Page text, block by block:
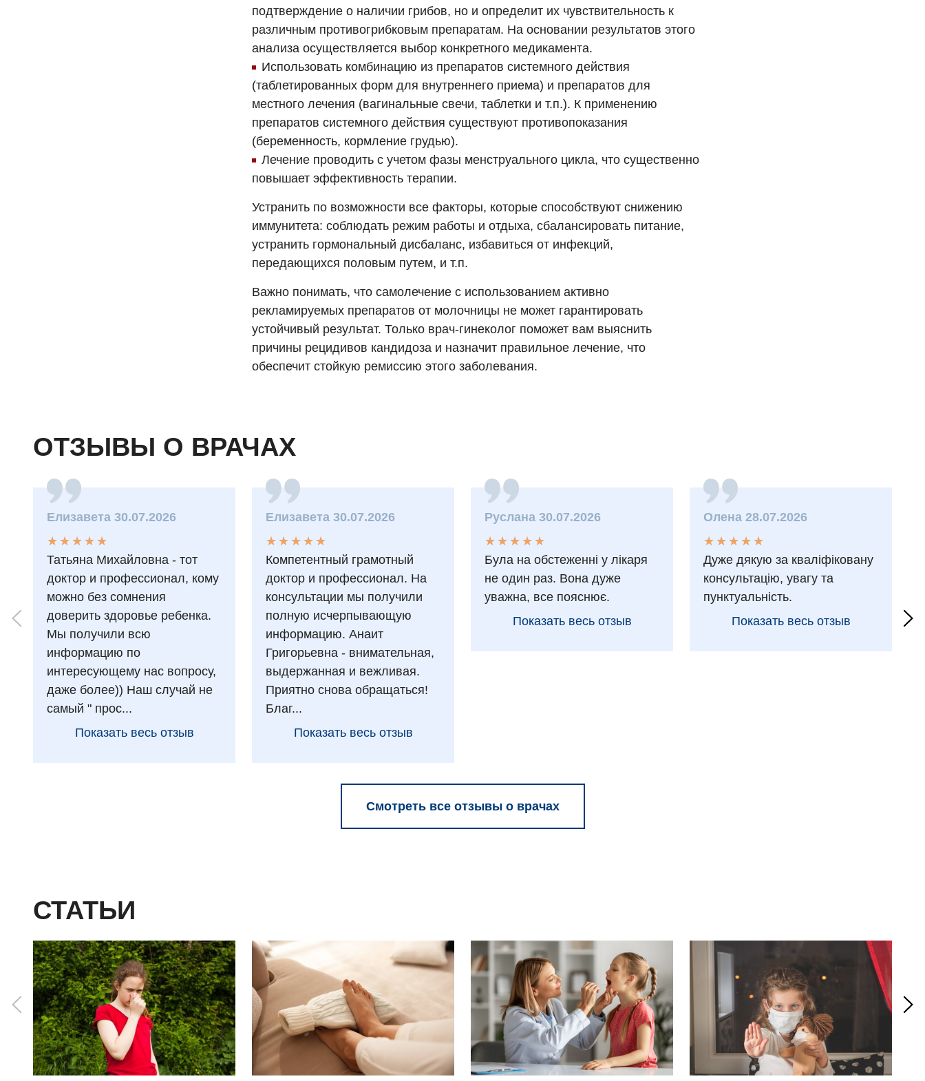
подтверждение о наличии грибов, но и определит их чувствительность к
различным противогрибковым препаратам. На основании результатов этого
анализа осуществляется выбор конкретного медикамента.
Использовать комбинацию из препаратов системного действия
(таблетированных форм для внутреннего приема) и препаратов для
местного лечения (вагинальные свечи, таблетки и т.п.). К применению
препаратов системного действия существуют противопоказания
(беременность, кормление грудью).
Лечение проводить с учетом фазы менструального цикла, что существенно
повышает эффективность терапии.
Устранить по возможности все факторы, которые способствуют снижению
иммунитета: соблюдать режим работы и отдыха, сбалансировать питание,
устранить гормональный дисбаланс, избавиться от инфекций,
передающихся половым путем, и т.п.
Важно понимать, что самолечение с использованием активно
рекламируемых препаратов от молочницы не может гарантировать
устойчивый результат. Только врач-гинеколог поможет вам выяснить
причины рецидивов кандидоза и назначит правильное лечение, что
обеспечит стойкую ремиссию этого заболевания.
ОТЗЫВЫ О ВРАЧАХ
Елизавета 30.07.2026
★
★
★
★
★
★ ★ ★ ★ ★
Татьяна Михайловна - тот
доктор и профессионал, кому
можно без сомнения
доверить здоровье ребенка.
Мы получили всю
информацию по
интересующему нас вопросу,
даже более)) Наш случай не
самый " прос...
Показать весь отзыв
Елизавета 30.07.2026
★
★
★
★
★
★ ★ ★ ★ ★
Компетентный грамотный
доктор и профессионал. На
консультации мы получили
полную исчерпывающую
информацию. Анаит
Григорьевна - внимательная,
выдержанная и вежливая.
Приятно снова обращаться!
Благ...
Показать весь отзыв
Руслана 30.07.2026
★
★
★
★
★
★ ★ ★ ★ ★
Була на обстеженні у лікаря
не один раз. Вона дуже
уважна, все пояснює.
Показать весь отзыв
Олена 28.07.2026
★
★
★
★
★
★ ★ ★ ★ ★
Дуже дякую за кваліфіковану
консультацію, увагу та
пунктуальність.
Показать весь отзыв
Смотреть все отзывы о врачах
СТАТЬИ